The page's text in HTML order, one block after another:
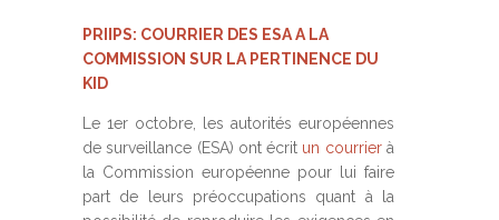
PRIIPS: COURRIER DES ESA A LA
COMMISSION SUR LA PERTINENCE DU
KID
Le 1er octobre, les autorités européennes
de surveillance (ESA) ont écrit un courrierà
la Commission européenne pour lui faire
part de leurs préoccupations quant à la